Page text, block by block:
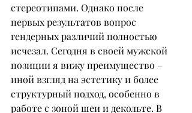
стереотипами. Однако после
первых результатов вопрос
гендерных различий полностью
исчезал. Сегодня в своей мужской
позиции я вижу преимущество –
иной взгляд на эстетику и более
структурный подход, особенно в
работе с зоной шеи и декольте. В